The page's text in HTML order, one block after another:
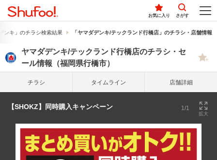
お気に入り さがす
ンキ」のチラシ検索結果 「ヤマダデンキ/テックランド行橋店」のチラシ・店舗情報
ヤマダデンキ/テックランド行橋店のチラシ・セ
ール情報（福岡県行橋市）
チラシ タイム ライン 店舗詳細
【SHOKZ】同時購入キャンペーン 1/1
拡大